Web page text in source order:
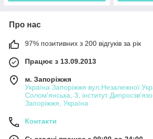
Про нас
97% позитивних з 200 відгуків за рік
Працює з 13.09.2013
м. Запоріжжя
Україна Запоріжжя вул.Незалежної
Солом'янська, 3, інститут
Запоріжжя, Україна
Контакти